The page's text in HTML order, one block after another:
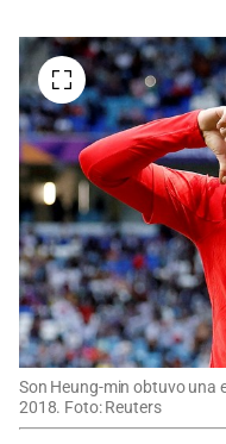
Son Heung-min obtuvo una
2018. Foto: Reuters